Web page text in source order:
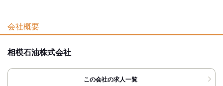
服装自由
応募時のメリット
[最寄駅]
神奈川県 秦野市⁄渋沢駅 (車 6分)ほか
[住所]
地図・アクセス詳細を見る
会社概要
相模石油株式会社
この会社の求人一覧